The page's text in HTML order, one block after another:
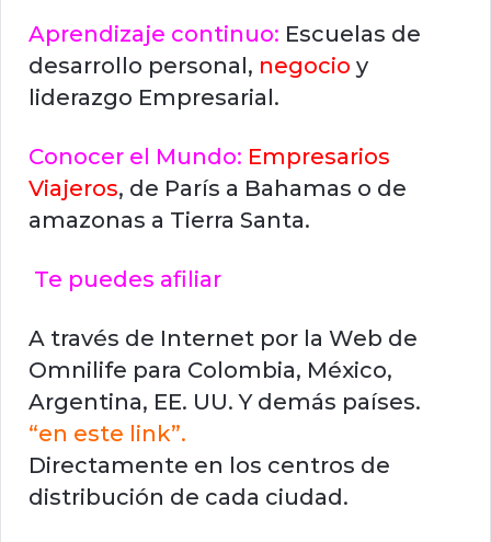
Aprendizaje continuo: Escuelas de
desarrollo personal, negocio y
liderazgo Empresarial.
Conocer el Mundo: Empresarios
Viajeros, de París a Bahamas o de
amazonas a Tierra Santa.
Te puedes afiliar
A través de Internet por la Web de
Omnilife para Colombia, México,
Argentina, EE. UU. Y demás países.
“en este link”.
Directamente en los centros de
distribución de cada ciudad.